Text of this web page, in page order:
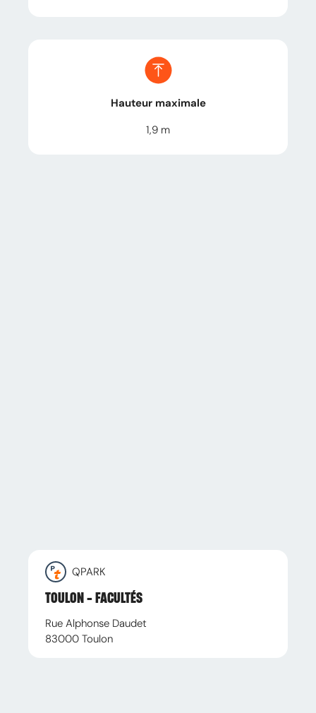
Hauteur maximale
1,9 m
QPARK
TOULON - FACULTÉS
Rue Alphonse Daudet
83000 Toulon